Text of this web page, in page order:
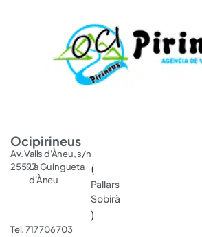
Ocipirineus
Av. Valls d'Àneu, s/n
25597La Guingueta
d'Àneu
(
Pallars
Sobirà
)
Tel. 717 706 703